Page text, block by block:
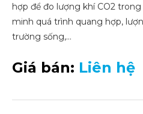
hợp để đo lượng khí CO2
minh quá trình quang hợp,
trường sống,…
Giá bán: Liên hệ